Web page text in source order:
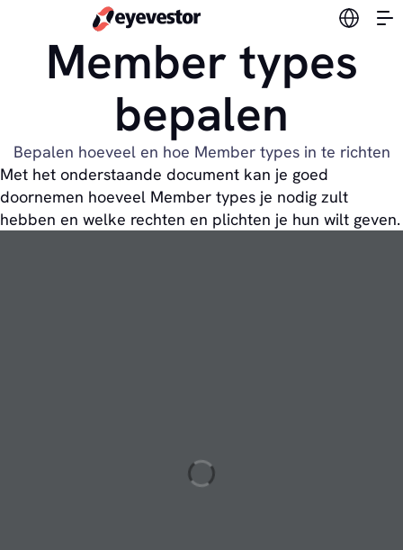
Member types
bepalen
Bepalen hoeveel en hoe Member types in te richten
Met het onderstaande document kan je goed
doornemen hoeveel Member types je nodig zult
hebben en welke rechten en plichten je hun wilt geven.